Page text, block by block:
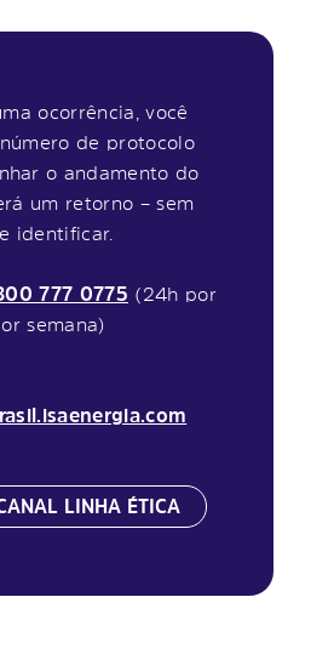
ocorrência, você
de protocolo
o andamento do
um retorno – sem
identificar.
777 0775 (24h por
semana)
LINHA ÉTICA